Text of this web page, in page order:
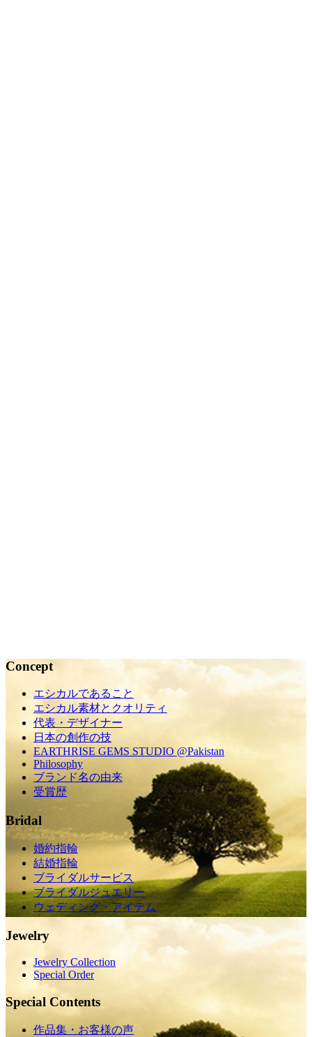
Concept
エシカルであること
エシカル素材とクオリティ
代表・デザイナー
日本の創作の技
EARTHRISE GEMS STUDIO @Pakistan
Philosophy
ブランド名の由来
受賞歴
Bridal
婚約指輪
結婚指輪
ブライダルサービス
ブライダルジュエリー
ウェディング・アイテム
Jewelry
Jewelry Collection
Special Order
Special Contents
作品集・お客様の声